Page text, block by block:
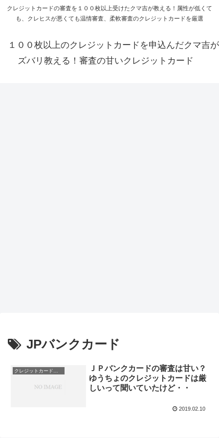
クレジットカードの審査を１００枚以上受けたクマ吉が教える！属性が低くて
も、クレヒスが悪くても温情審査、柔軟審査のクレジットカードを厳選
１００枚以上のクレジットカードを申込んだクマ吉が
ズバリ教える！審査の甘いクレジットカード
JPバンクカード
ＪＰバンクカードの審査は甘い？
ゆうちょのクレジットカードは厳
しいって聞いていたけど・・
2019.02.10